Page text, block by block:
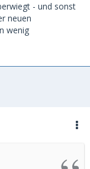
- und sonst
neuen
wenig